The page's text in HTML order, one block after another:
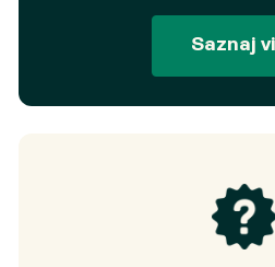
Saznaj